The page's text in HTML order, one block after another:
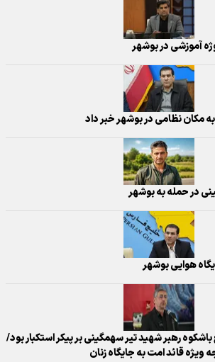
مکان نظامی در بوشهر خبر داد
در حمله به بوشهر
هوایی بوشهر
رهبر شهید تیر سهمگینی بر پیکر استکبار بود/
ویژه قائد امت به جایگاه زنان